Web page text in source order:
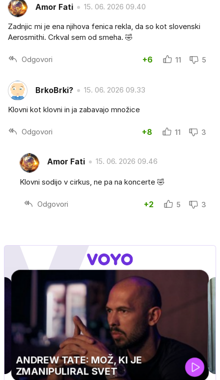
Amor Fati 15. 06. 2026 09.40
Zadnjic mi je ena njihova fenica rekla, da so kot slovenski
Aerosmithi. Crkval sem od smeha. 🤣
Odgovori +6 11 5
BrkoBrki? 15. 06. 2026 09.33
Klovni kot klovni in ja zabavajo množice
Odgovori +8 11 3
Amor Fati 15. 06. 2026 09.46
Klovni sodijo v cirkus, ne pa na koncerte 🤣
Odgovori +2 5 3
UEFA SUPERPOKAL